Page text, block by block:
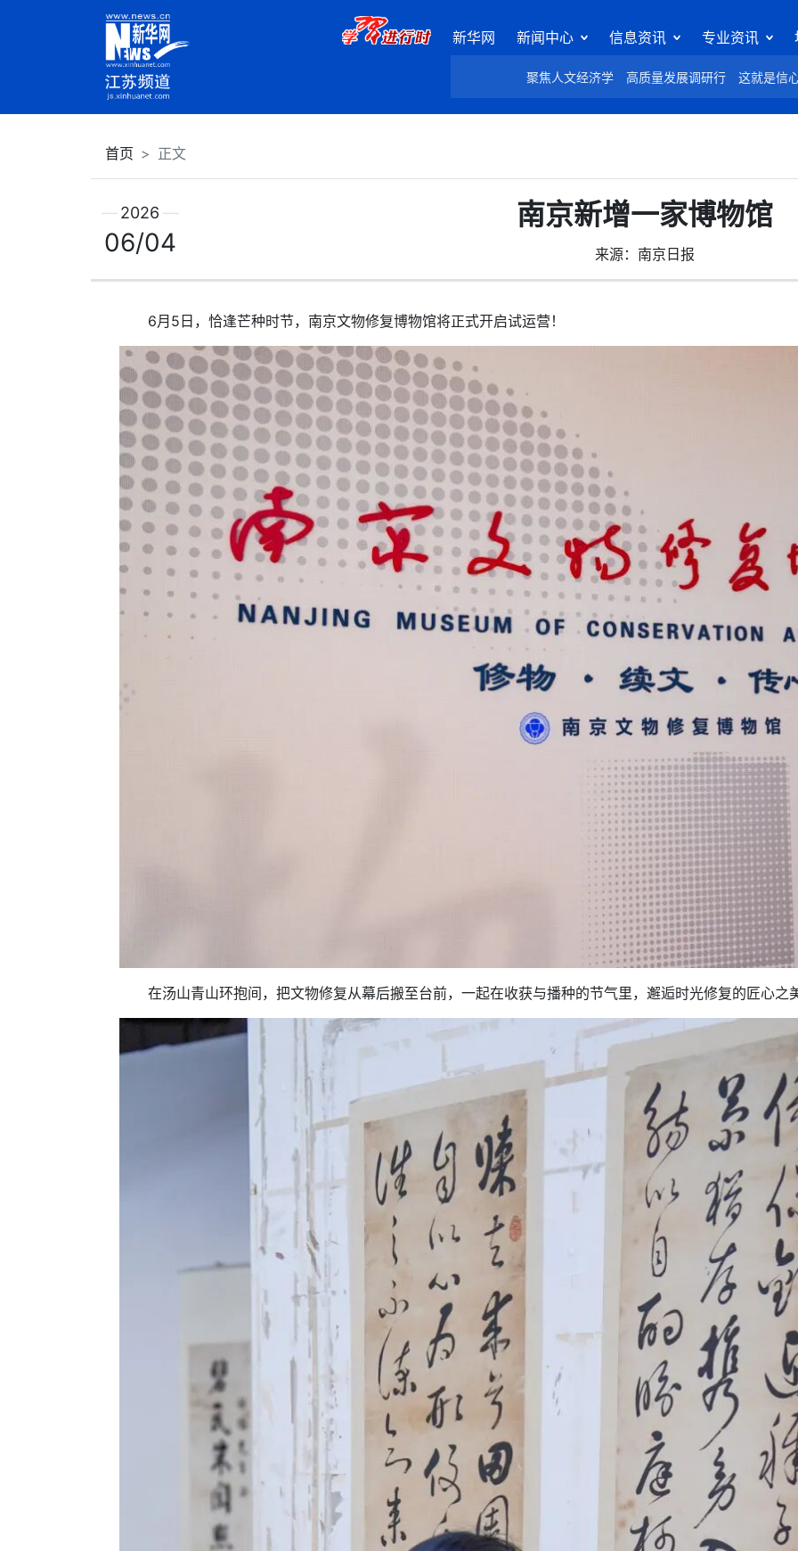
新华网 新闻中心 信息资讯 专业资讯
聚焦人文经济学 高质量发展调研行 这就是信
首页 正文
南京新增一家博物馆
来源：南京日报
2026
06/04
6月5日，恰逢芒种时节，南京文物修复博物馆将正式开启试运营！
在汤山青山环抱间，把文物修复从幕后搬至台前，一起在收获与播种的节气里，邂逅时光修复的匠心之